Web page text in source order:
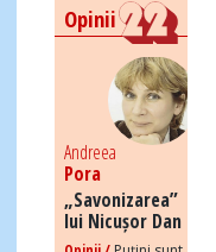
Opinii
Andreea
Pora
„Savonizarea”
lui Nicușor Dan